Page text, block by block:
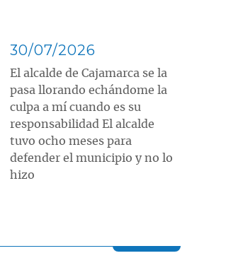
30/07/2026
El alcalde de Cajamarca se la
pasa llorando echándome la
culpa a mí cuando es su
responsabilidad El alcalde
tuvo ocho meses para
defender el municipio y no lo
hizo